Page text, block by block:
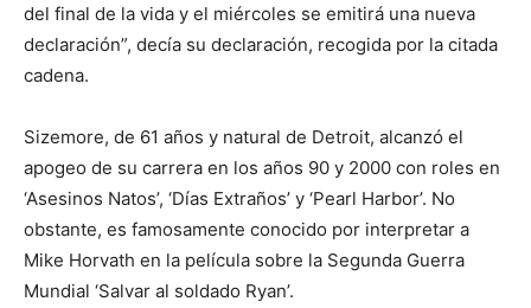
del final de la vida y el miércoles se emitirá una nueva
declaración”, decía su declaración, recogida por la citada
cadena.
Sizemore, de 61 años y natural de Detroit, alcanzó el
apogeo de su carrera en los años 90 y 2000 con roles en
‘Asesinos Natos’, ‘Días Extraños’ y ‘Pearl Harbor’. No
obstante, es famosamente conocido por interpretar a
Mike Horvath en la película sobre la Segunda Guerra
Mundial ‘Salvar al soldado Ryan’.